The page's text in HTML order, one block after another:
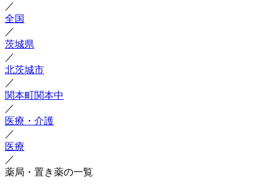
／
全国
／
茨城県
／
北茨城市
／
関本町関本中
／
医療・介護
／
医療
／
薬局・置き薬の一覧